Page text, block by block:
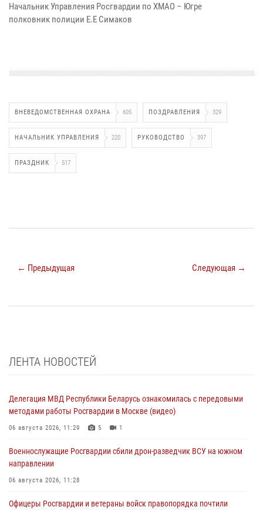
Начальник Управления Росгвардии по ХМАО – Югре
полковник полиции Е.Е Симаков
ВНЕВЕДОМСТВЕННАЯ ОХРАНА 605 ПОЗДРАВЛЕНИЯ 329
НАЧАЛЬНИК УПРАВЛЕНИЯ 220 РУКОВОДСТВО 397
ПРАЗДНИК 517
← Предыдущая Следующая →
ЛЕНТА НОВОСТЕЙ
Делегация МВД Республики Беларусь ознакомилась с передовыми
методами работы Росгвардии в Москве (видео)
06 августа 2026, 11:29 5 1
Военнослужащие Росгвардии сбили дрон-разведчик ВСУ на южном
направлении
06 августа 2026, 11:28
Офицеры Росгвардии и ветераны войск правопорядка почтили